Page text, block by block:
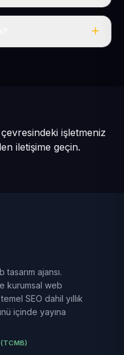
şey dahil.
işletmeniz
iletişime geçin.
ajansı.
kurumsal web
SEO dahil yıllık
içinde yayına
(TCMB)